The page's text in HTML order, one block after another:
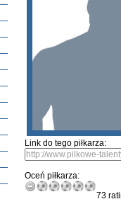
Link do tego piłkarza:
Oceń piłkarza:
73